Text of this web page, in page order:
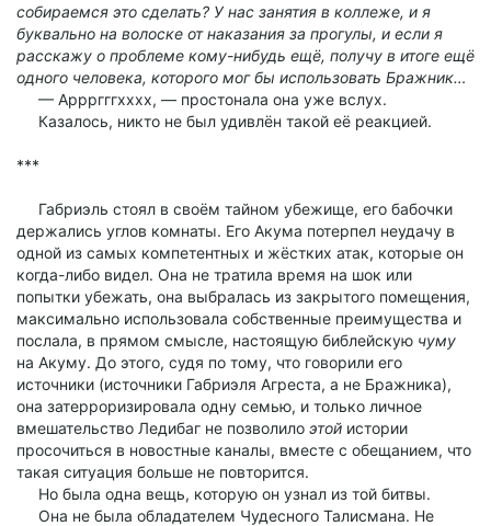
собираемся это сделать? У нас занятия в коллеже, и я
буквально на волоске от наказания за прогулы, и если я
расскажу о проблеме кому-нибудь ещё, получу в итоге ещё
одного человека, которого мог бы использовать Бражник…
— Аррргггхххх, — простонала она уже вслух.
Казалось, никто не был удивлён такой её реакцией.
***
Габриэль стоял в своём тайном убежище, его бабочки
держались углов комнаты. Его Акума потерпел неудачу в
одной из самых компетентных и жёстких атак, которые он
когда-либо видел. Она не тратила время на шок или
попытки убежать, она выбралась из закрытого помещения,
максимально использовала собственные преимущества и
послала, в прямом смысле, настоящую библейскую чуму
на Акуму. До этого, судя по тому, что говорили его
источники (источники Габриэля Агреста, а не Бражника),
она затерроризировала одну семью, и только личное
вмешательство Ледибаг не позволило этой истории
просочиться в новостные каналы, вместе с обещанием, что
такая ситуация больше не повторится.
Но была одна вещь, которую он узнал из той битвы.
Она не была обладателем Чудесного Талисмана. Не